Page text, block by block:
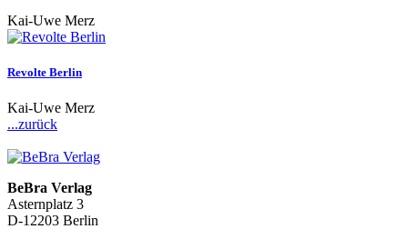
Kai-Uwe Merz
Revolte Berlin
Kai-Uwe Merz
...zurück
BeBra Verlag
Asternplatz 3
D-12203 Berlin